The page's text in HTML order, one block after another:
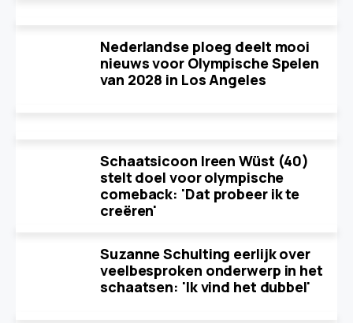
Nederlandse ploeg deelt mooi
nieuws voor Olympische Spelen
van 2028 in Los Angeles
Schaatsicoon Ireen Wüst (40)
stelt doel voor olympische
comeback: 'Dat probeer ik te
creëren'
Suzanne Schulting eerlijk over
veelbesproken onderwerp in het
schaatsen: 'Ik vind het dubbel'